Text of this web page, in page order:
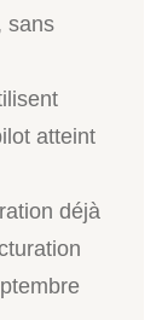
sans
atteint
déjà